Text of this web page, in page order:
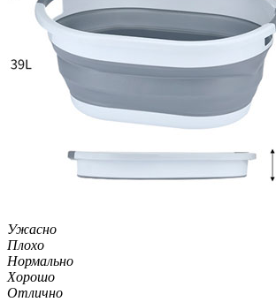
Ужасно
Плохо
Нормально
Хорошо
Отлично